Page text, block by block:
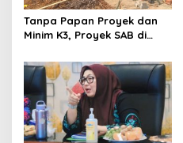
s
Tanpa Papan Proyek dan
Minim K3, Proyek SAB di